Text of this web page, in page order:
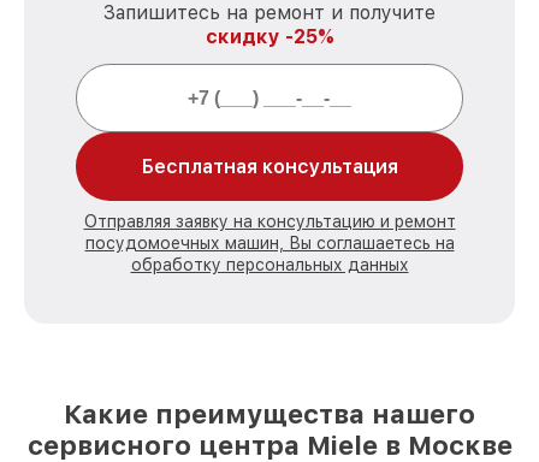
Запишитесь на ремонт и получите
скидку -25%
Бесплатная консультация
Отправляя заявку на консультацию и ремонт
посудомоечных машин, Вы соглашаетесь на
обработку персональных данных
Какие преимущества нашего
сервисного центра Miele в Москве